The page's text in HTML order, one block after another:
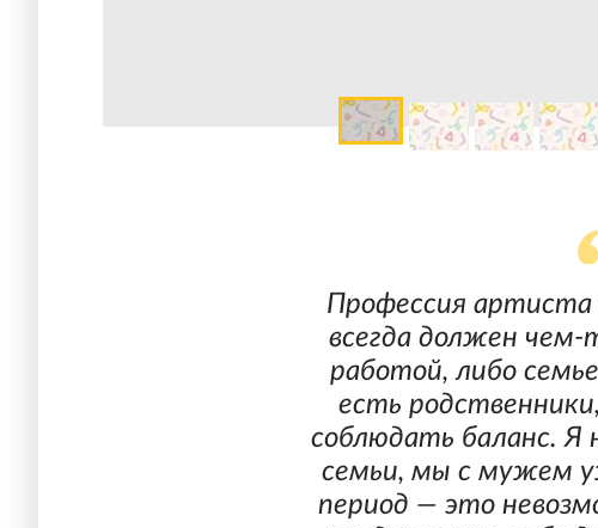
Профессия
всегда должен
работой, либо
есть
соблюдать баланс. Я
семьи, мы с мужем
период — это